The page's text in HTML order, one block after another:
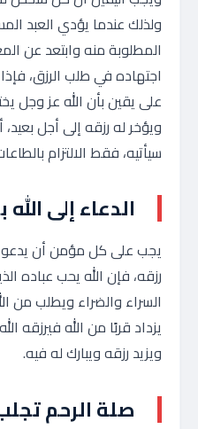
ولذلك عندما يؤدي العبد
المطلوبة منه وابتعد عن
اجتهاده في طلب الرزق،
على يقين بأن الله عز وجل
ويؤخر له رزقه إلى أجل بعيد،
سيأتيه، فقط الالتزام
الدعاء إلى
يجب على كل مؤمن أن يدعوا
رزقه، فإن الله يحب عباده
السراء والضراء ويطلب من
يزداد قربًا من الله فيرزقه
ويزيد رزقه ويبارك له فيه.
صلة الرحم